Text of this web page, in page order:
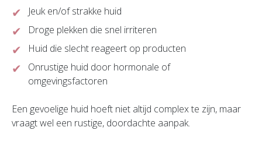
Jeuk en/of strakke huid
Droge plekken die snel irriteren
Huid die slecht reageert op producten
Onrustige huid door hormonale of
omgevingsfactoren
Een gevoelige huid hoeft niet altijd complex te zijn, maar
vraagt wel een rustige, doordachte aanpak.